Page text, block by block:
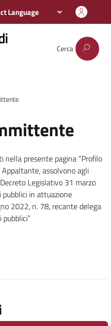
strumenti
Cerca
nella presente pagina “Profilo
assolvono agli
Legislativo 31 marzo
in attuazione
2022, n. 78, recante delega